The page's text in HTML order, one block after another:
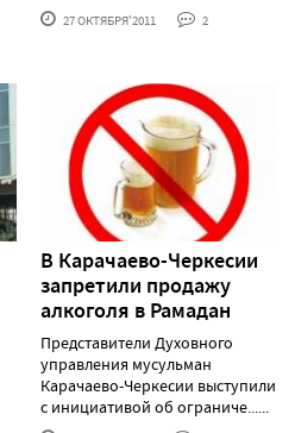
27 ОКТЯБРЯ'2011 2
В Карачаево-Черкесии
запретили продажу
алкоголя в Рамадан
Представители Духовного
управления мусульман
Карачаево-Черкесии выступили
с инициативой об ограниче......